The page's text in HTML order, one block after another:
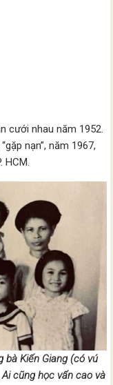
cưới nhau năm 1952.
nạn”, năm 1967,
HCM.
bà Kiến Giang (có vú
cũng học vấn cao và